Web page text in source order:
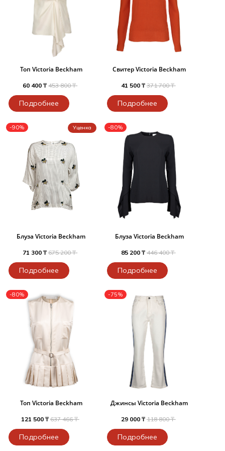
Топ Victoria Beckham
60 400 ₸453 800 ₸
Подробнее
Свитер Victoria Beckham
41 500 ₸ 371 700 ₸
Подробнее
-90% Уценка
Блуза Victoria Beckham
71 300 ₸675 200 ₸
Подробнее
-80%
Блуза Victoria Beckham
85 200 ₸ 446 400 ₸
Подробнее
-80%
Топ Victoria Beckham
121 500 ₸ 637 466 ₸
Подробнее
-75%
Джинсы Victoria Beckham
29 000 ₸ 118 800 ₸
Подробнее